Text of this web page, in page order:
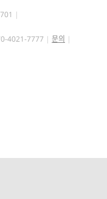
4021-7777
문의